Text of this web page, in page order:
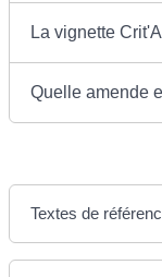
La vignette
Quelle amende
Textes de